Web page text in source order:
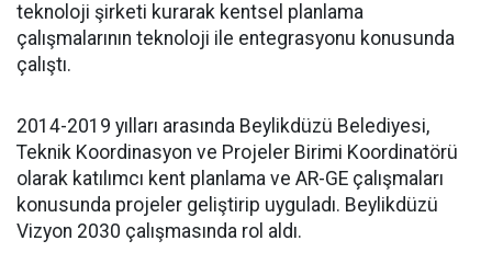
teknoloji şirketi kurarak kentsel planlama
çalışmalarının teknoloji ile entegrasyonu konusunda
çalıştı.
2014-2019 yılları arasında Beylikdüzü Belediyesi,
Teknik Koordinasyon ve Projeler Birimi Koordinatörü
olarak katılımcı kent planlama ve AR-GE çalışmaları
konusunda projeler geliştirip uyguladı. Beylikdüzü
Vizyon 2030 çalışmasında rol aldı.